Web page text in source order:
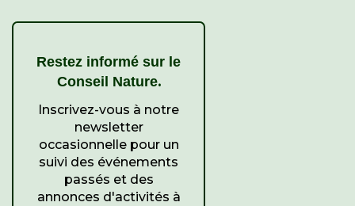
Restez informé sur le
Conseil Nature.
Inscrivez-vous à notre
newsletter
occasionnelle pour un
suivi des événements
passés et des
annonces d'activités à